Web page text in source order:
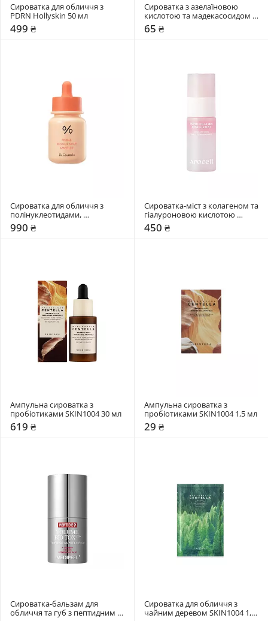
Сироватка для обличчя з
PDRN Hollyskin 50 мл
499 ₴
Сироватка з азелаїновою
кислотою та мадекасосидом
Dr. Ceuracle 2 мл
65 ₴
Сироватка для обличчя з
полінуклеотидами,
ретинолом та спікулами Dr.
Ceuracle 30 мл
990 ₴
Сироватка-міст з колагеном та
гіалуроновою кислотою
Arocell 30 мл
450 ₴
Ампульна сироватка з
пробіотиками SKIN1004 30 мл
619 ₴
Ампульна сироватка з
пробіотиками SKIN1004 1,5 мл
29 ₴
Сироватка-бальзам для
обличчя та губ з пептидним
Сироватка для обличчя з
чайним деревом SKIN1004 1,5